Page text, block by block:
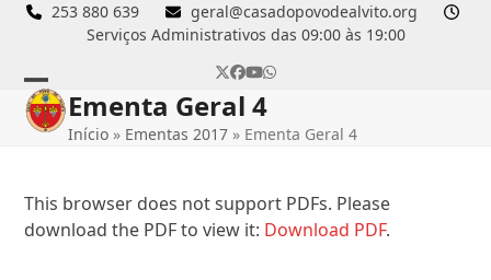
Skip
253 880 639
geral@casadopovodealvito.org
Serviços Administrativos das 09:00 às 19:00
Twitter
Facebook
YouTube
Whatsapp
Open
mobile
Close
mobile
Ementa Geral 4
Início » Ementas 2017 » Ementa Geral 4
This browser does not support PDFs. Please
download the PDF to view it: Download PDF.